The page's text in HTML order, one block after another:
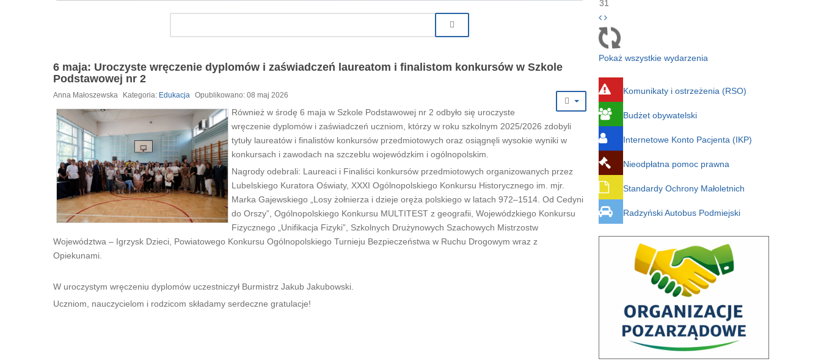
6 maja: Uroczyste wręczenie dyplomów i zaświadczeń laureatom i finalistom konkursów w Szkole
Podstawowej nr 2
Anna Małoszewska Kategoria: Edukacja Opublikowano: 08 maj 2026
Również w środę 6 maja w Szkole Podstawowej nr 2 odbyło się uroczyste
wręczenie dyplomów i zaświadczeń uczniom, którzy w roku szkolnym 2025/2026 zdobyli
tytuły laureatów i finalistów konkursów przedmiotowych oraz osiągnęli wysokie wyniki w
konkursach i zawodach na szczeblu wojewódzkim i ogólnopolskim.
Nagrody odebrali: Laureaci i Finaliści konkursów przedmiotowych organizowanych przez
Lubelskiego Kuratora Oświaty, XXXI Ogólnopolskiego Konkursu Historycznego im. mjr.
Marka Gajewskiego „Losy żołnierza i dzieje oręża polskiego w latach 972–1514. Od Cedyni
do Orszy”, Ogólnopolskiego Konkursu MULTITEST z geografii, Wojewódzkiego Konkursu
Fizycznego „Unifikacja Fizyki”, Szkolnych Drużynowych Szachowych Mistrzostw
Województwa – Igrzysk Dzieci, Powiatowego Konkursu Ogólnopolskiego Turnieju Bezpieczeństwa w Ruchu Drogowym wraz z
Opiekunami.
W uroczystym wręczeniu dyplomów uczestniczył Burmistrz Jakub Jakubowski.
Uczniom, nauczycielom i rodzicom składamy serdeczne gratulacje!
31
Pokaż wszystkie wydarzenia
Komunikaty i ostrzeżenia (RSO)
Budżet obywatelski
Internetowe Konto Pacjenta (IKP)
Nieodpłatna pomoc prawna
Standardy Ochrony Małoletnich
Radzyński Autobus Podmiejski